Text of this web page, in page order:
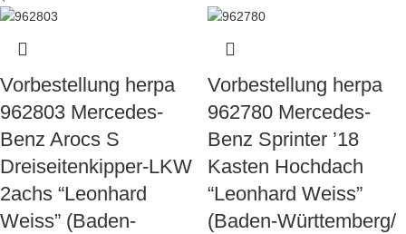
Vorbestellung herpa
962803 Mercedes-
Benz Arocs S
Dreiseitenkipper-LKW
2achs “Leonhard
Weiss” (Baden-
Vorbestellung herpa
962780 Mercedes-
Benz Sprinter ’18
Kasten Hochdach
“Leonhard Weiss”
(Baden-Württemberg/